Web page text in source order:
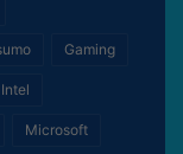
Gaming
Intel
Microsoft